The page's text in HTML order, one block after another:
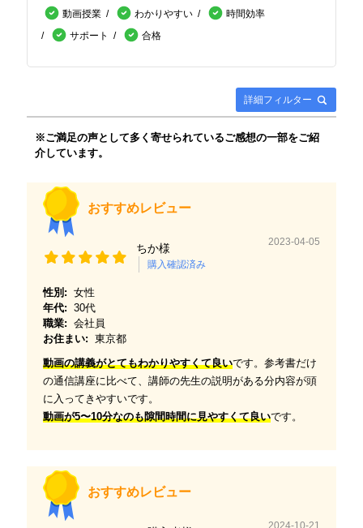
動画授業 わかりやすい
時間効率
サポート
合格
詳細フィルター
※ご満足の声として多く寄せられているご感想の一部をご紹
介しています。
おすすめレビュー
ちか様
購入確認済み
2023-04-05
性別: 女性
年代: 30代
職業: 会社員
お住まい: 東京都
動画の講義がとてもわかりやすくて良いです。参考書だけ
の通信講座に比べて、講師の先生の説明がある分内容が頭
に入ってきやすいです。
動画が5〜10分なのも隙間時間に見やすくて良いです。
おすすめレビュー
2024-10-21